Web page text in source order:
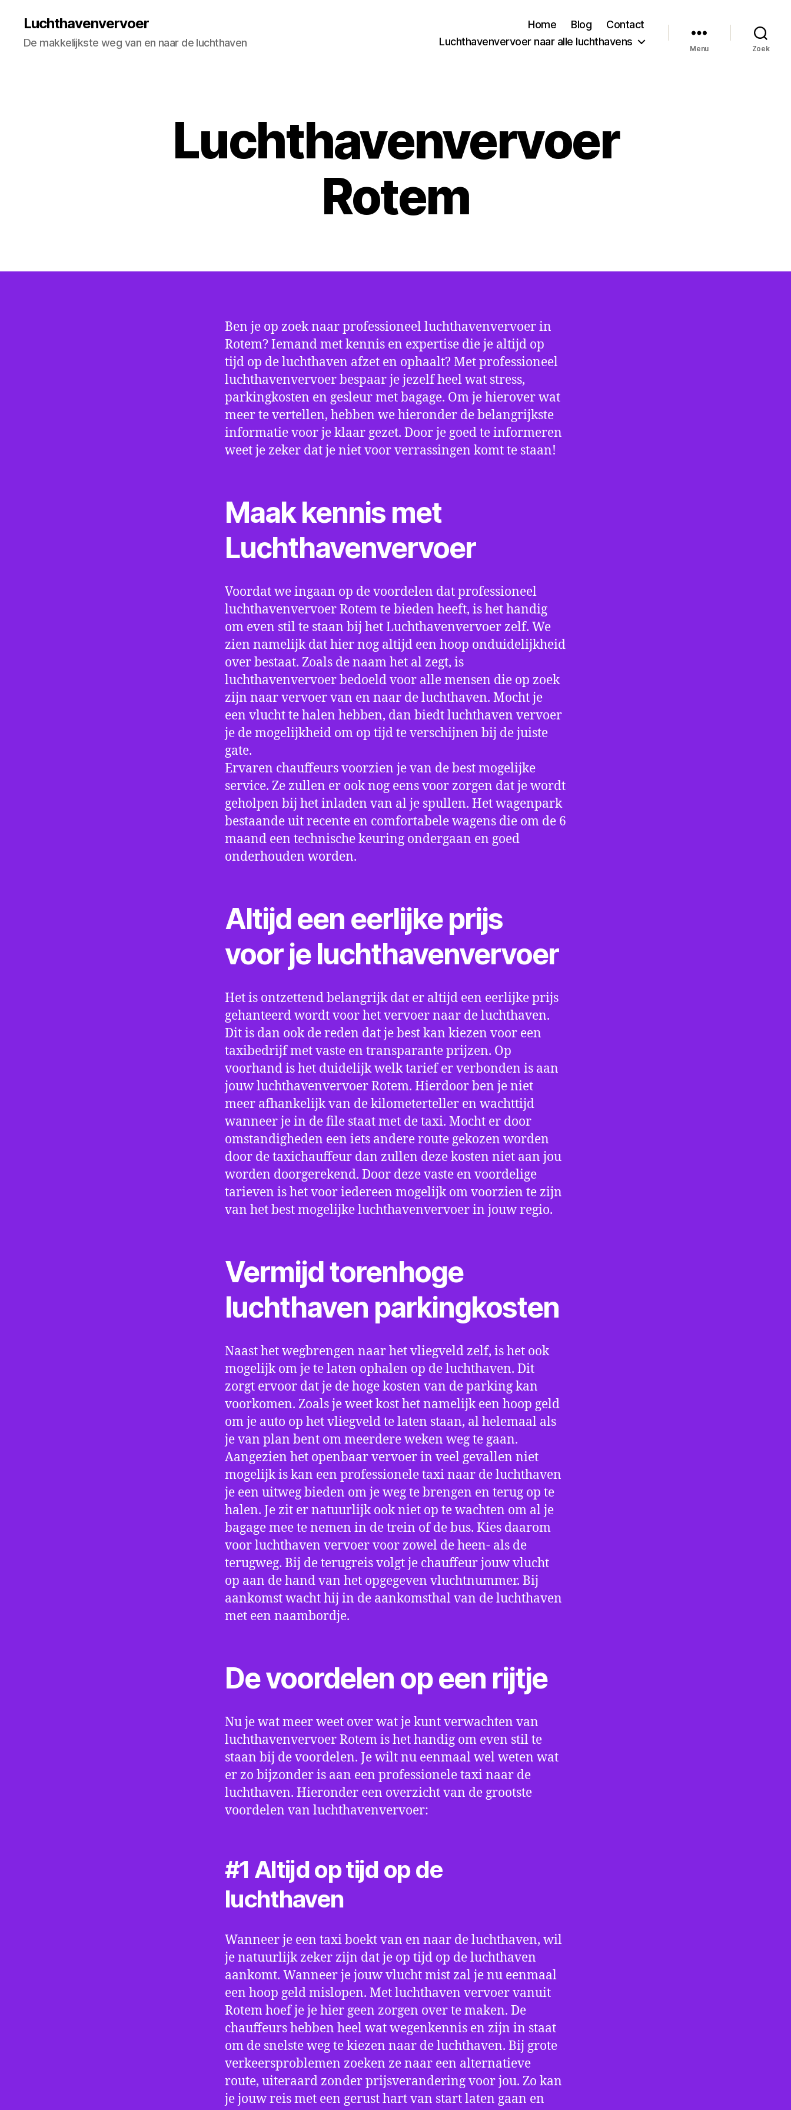
Luchthavenvervoer
De makkelijkste weg van en naar de luchthaven
Home Blog
Contact
Luchthavenvervoer naar alle luchthavens
Menu Zoek
Luchthavenvervoer
Rotem
Ben je op zoek naar professioneel luchthavenvervoer in
Rotem? Iemand met kennis en expertise die je altijd op
tijd op de luchthaven afzet en ophaalt? Met professioneel
luchthavenvervoer bespaar je jezelf heel wat stress,
parkingkosten en gesleur met bagage. Om je hierover wat
meer te vertellen, hebben we hieronder de belangrijkste
informatie voor je klaar gezet. Door je goed te informeren
weet je zeker dat je niet voor verrassingen komt te staan!
Maak kennis met
Luchthavenvervoer
Voordat we ingaan op de voordelen dat professioneel
luchthavenvervoer Rotem te bieden heeft, is het handig
om even stil te staan bij het Luchthavenvervoer zelf. We
zien namelijk dat hier nog altijd een hoop onduidelijkheid
over bestaat. Zoals de naam het al zegt, is
luchthavenvervoer bedoeld voor alle mensen die op zoek
zijn naar vervoer van en naar de luchthaven. Mocht je
een vlucht te halen hebben, dan biedt luchthaven vervoer
je de mogelijkheid om op tijd te verschijnen bij de juiste
gate.
Ervaren chauffeurs voorzien je van de best mogelijke
service. Ze zullen er ook nog eens voor zorgen dat je wordt
geholpen bij het inladen van al je spullen. Het wagenpark
bestaande uit recente en comfortabele wagens die om de 6
maand een technische keuring ondergaan en goed
onderhouden worden.
Altijd een eerlijke prijs
voor je luchthavenvervoer
Het is ontzettend belangrijk dat er altijd een eerlijke prijs
gehanteerd wordt voor het vervoer naar de luchthaven.
Dit is dan ook de reden dat je best kan kiezen voor een
taxibedrijf met vaste en transparante prijzen. Op
voorhand is het duidelijk welk tarief er verbonden is aan
jouw luchthavenvervoer Rotem. Hierdoor ben je niet
meer afhankelijk van de kilometerteller en wachttijd
wanneer je in de file staat met de taxi. Mocht er door
omstandigheden een iets andere route gekozen worden
door de taxichauffeur dan zullen deze kosten niet aan jou
worden doorgerekend. Door deze vaste en voordelige
tarieven is het voor iedereen mogelijk om voorzien te zijn
van het best mogelijke luchthavenvervoer in jouw regio.
Vermijd torenhoge
luchthaven parkingkosten
Naast het wegbrengen naar het vliegveld zelf, is het ook
mogelijk om je te laten ophalen op de luchthaven. Dit
zorgt ervoor dat je de hoge kosten van de parking kan
voorkomen. Zoals je weet kost het namelijk een hoop geld
om je auto op het vliegveld te laten staan, al helemaal als
je van plan bent om meerdere weken weg te gaan.
Aangezien het openbaar vervoer in veel gevallen niet
mogelijk is kan een professionele taxi naar de luchthaven
je een uitweg bieden om je weg te brengen en terug op te
halen. Je zit er natuurlijk ook niet op te wachten om al je
bagage mee te nemen in de trein of de bus. Kies daarom
voor luchthaven vervoer voor zowel de heen- als de
terugweg. Bij de terugreis volgt je chauffeur jouw vlucht
op aan de hand van het opgegeven vluchtnummer. Bij
aankomst wacht hij in de aankomsthal van de luchthaven
met een naambordje.
De voordelen op een rijtje
Nu je wat meer weet over wat je kunt verwachten van
luchthavenvervoer Rotem is het handig om even stil te
staan bij de voordelen. Je wilt nu eenmaal wel weten wat
er zo bijzonder is aan een professionele taxi naar de
luchthaven. Hieronder een overzicht van de grootste
voordelen van luchthavenvervoer:
#1 Altijd op tijd op de
luchthaven
Wanneer je een taxi boekt van en naar de luchthaven, wil
je natuurlijk zeker zijn dat je op tijd op de luchthaven
aankomt. Wanneer je jouw vlucht mist zal je nu eenmaal
een hoop geld mislopen. Met luchthaven vervoer vanuit
Rotem hoef je je hier geen zorgen over te maken. De
chauffeurs hebben heel wat wegenkennis en zijn in staat
om de snelste weg te kiezen naar de luchthaven. Bij grote
verkeersproblemen zoeken ze naar een alternatieve
route, uiteraard zonder prijsverandering voor jou. Zo kan
je jouw reis met een gerust hart van start laten gaan en